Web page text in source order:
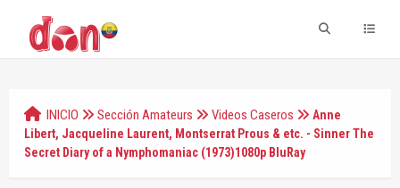
INICIO Sección Amateurs Videos Caseros
Anne
Libert, Jacqueline Laurent, Montserrat Prous & etc. - Sinner The
Secret Diary of a Nymphomaniac (1973)1080p BluRay